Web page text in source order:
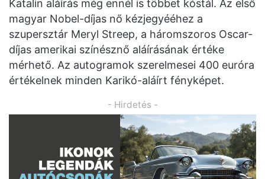
Katalin aláírás még ennél is többet kóstál. Az első
magyar Nobel-díjas nő kézjegyééhez a
szupersztár Meryl Streep, a háromszoros Oscar-
díjas amerikai színésznő aláírásának értéke
mérhető. Az autogramok szerelmesei 400 euróra
értékelnek minden Karikó-aláírt fényképet.
- Hirdetés -